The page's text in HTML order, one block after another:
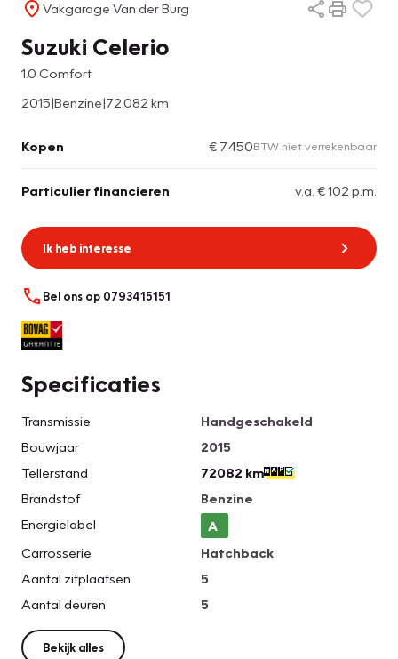
Vakgarage Van der Burg
Suzuki Celerio
1.0 Comfort
2015|Benzine|72.082 km
Kopen € 7.450BTW niet verrekenbaar
Particulier financieren v.a. € 102 p.m.
Ik heb interesse
Bel ons op 0793415151
Specificaties
Transmissie
Handgeschakeld
Bouwjaar
2015
Tellerstand
72082 km
Brandstof
Benzine
Energielabel
A
Carrosserie
Hatchback
Aantal zitplaatsen
5
Aantal deuren
5
Bekijk alles